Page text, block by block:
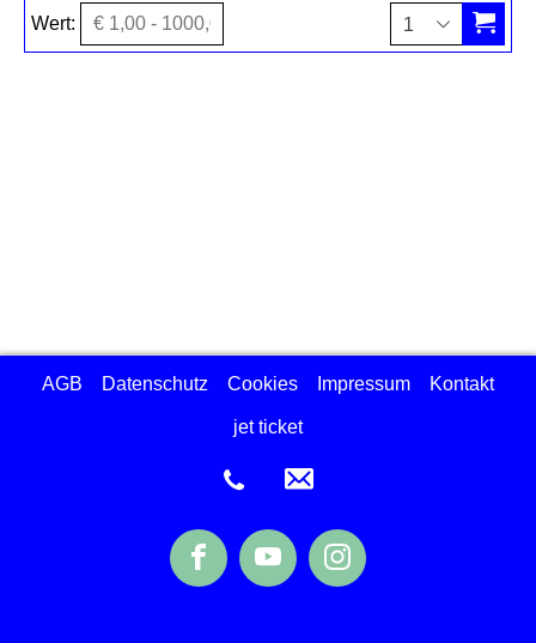
Wert:
1
in den
AGB Datenschutz Cookies Impressum Kontakt
jet ticket